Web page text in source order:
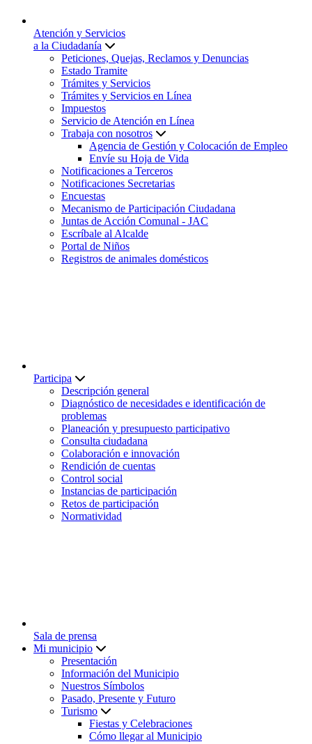
Atención y Servicios
a la Ciudadanía
Peticiones, Quejas, Reclamos y Denuncias
Estado Tramite
Trámites y Servicios
Trámites y Servicios en Línea
Impuestos
Servicio de Atención en Línea
Trabaja con nosotros
Agencia de Gestión y Colocación de Empleo
Envíe su Hoja de Vida
Notificaciones a Terceros
Notificaciones Secretarias
Encuestas
Mecanismo de Participación Ciudadana
Juntas de Acción Comunal - JAC
Escríbale al Alcalde
Portal de Niños
Registros de animales domésticos
Participa
Descripción general
Diagnóstico de necesidades e identificación de
problemas
Planeación y presupuesto participativo
Consulta ciudadana
Colaboración e innovación
Rendición de cuentas
Control social
Instancias de participación
Retos de participación
Normatividad
Sala de prensa
Mi municipio
Presentación
Información del Municipio
Nuestros Símbolos
Pasado, Presente y Futuro
Turismo
Fiestas y Celebraciones
Cómo llegar al Municipio